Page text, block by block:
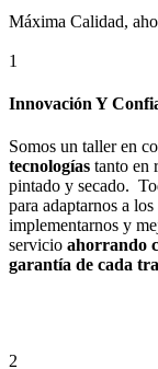
Máxima Calidad,
1
Innovación Y
Somos un taller en
tecnologías tanto en
pintado y secado.
para adaptarnos a
implementarnos y
servicio ahorrando
garantía de cada
2